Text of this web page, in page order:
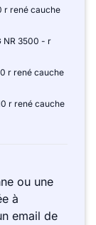
r rené cauche
NR 3500 - r
r rené cauche
r rené cauche
ou une
à
email de